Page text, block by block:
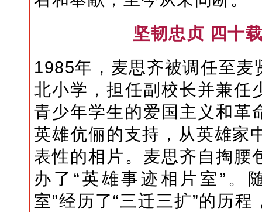
坚韧忠贞 四十
1985年，麦思齐被调任至
北小学，担任副校长并兼任
青少年学生的爱国主义和革
英雄伉俪的支持，从英雄家
表性的相片。麦思齐自掏腰
办了“英雄事迹相片室”。
室”经历了“三迁三扩”的历